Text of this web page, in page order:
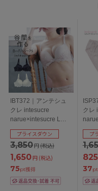
IBT372｜アンテシュ
クレ intesucre
narue×intesucre L
wire Bra ブラジャー単
品 くっきり谷間メイ
ク BCDEFカップ アン
ダー65/70/75cm
3,850円(税込)
プライスダウン
1,650円 (税込)
75pt獲得
クレ
ード
プ
825
37